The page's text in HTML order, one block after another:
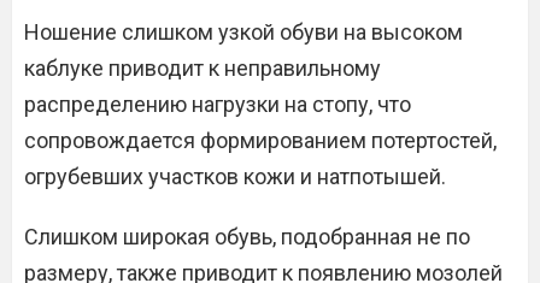
Ношение слишком узкой обуви на высоком
каблуке приводит к неправильному
распределению нагрузки на стопу, что
сопровождается формированием потертостей,
огрубевших участков кожи и натпотышей.
Слишком широкая обувь, подобранная не по
размеру, также приводит к появлению мозолей